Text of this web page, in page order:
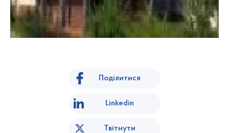
Поділитися
Linkedin
Твітнути